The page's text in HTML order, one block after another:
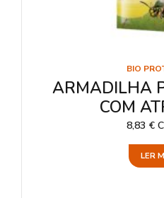
BIO
ARMADILHA
COM
8,83 €
LER